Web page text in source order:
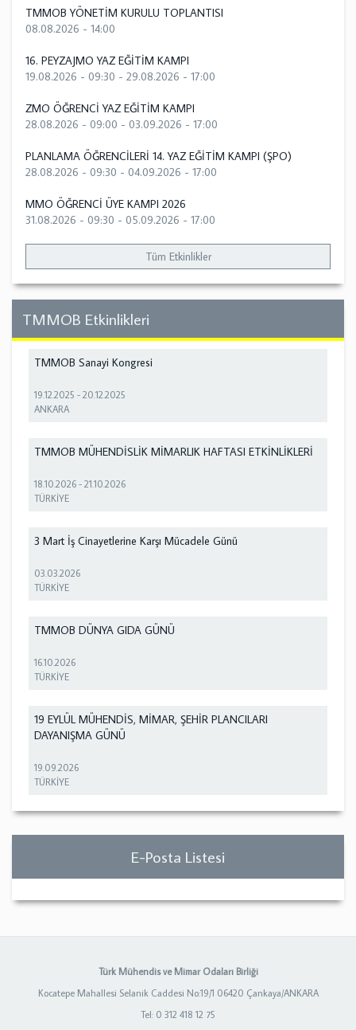
TMMOB YÖNETİM KURULU TOPLANTISI
08.08.2026 - 14:00
16. PEYZAJMO YAZ EĞİTİM KAMPI
19.08.2026 - 09:30 - 29.08.2026 - 17:00
ZMO ÖĞRENCİ YAZ EĞİTİM KAMPI
28.08.2026 - 09:00 - 03.09.2026 - 17:00
PLANLAMA ÖĞRENCİLERİ 14. YAZ EĞİTİM KAMPI (ŞPO)
28.08.2026 - 09:30 - 04.09.2026 - 17:00
MMO ÖĞRENCİ ÜYE KAMPI 2026
31.08.2026 - 09:30 - 05.09.2026 - 17:00
Tüm Etkinlikler
TMMOB Etkinlikleri
TMMOB Sanayi Kongresi
19.12.2025 -20.12.2025
ANKARA
TMMOB MÜHENDİSLİK MİMARLIK HAFTASI ETKİNLİKLERİ
18.10.2026 -21.10.2026
TÜRKİYE
3 Mart İş Cinayetlerine Karşı Mücadele Günü
03.03.2026
TÜRKİYE
TMMOB DÜNYA GIDA GÜNÜ
16.10.2026
TÜRKİYE
19 EYLÜL MÜHENDİS, MİMAR, ŞEHİR PLANCILARI
DAYANIŞMA GÜNÜ
19.09.2026
TÜRKİYE
E-Posta Listesi
Türk Mühendis ve Mimar Odaları Birliği
Kocatepe Mahallesi Selanik Caddesi No:19/1 06420 Çankaya/ANKARA
Tel: 0 312 418 12 75